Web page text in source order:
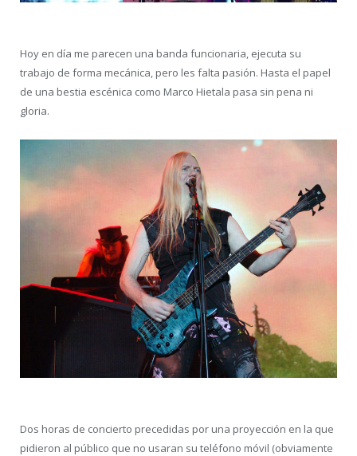
Hoy en día me parecen una banda funcionaria, ejecuta su
trabajo de forma mecánica, pero les falta pasión. Hasta el papel
de una bestia escénica como Marco Hietala pasa sin pena ni
gloria.
Dos horas de concierto precedidas por una proyección en la que
pidieron al público que no usaran su teléfono móvil (obviamente